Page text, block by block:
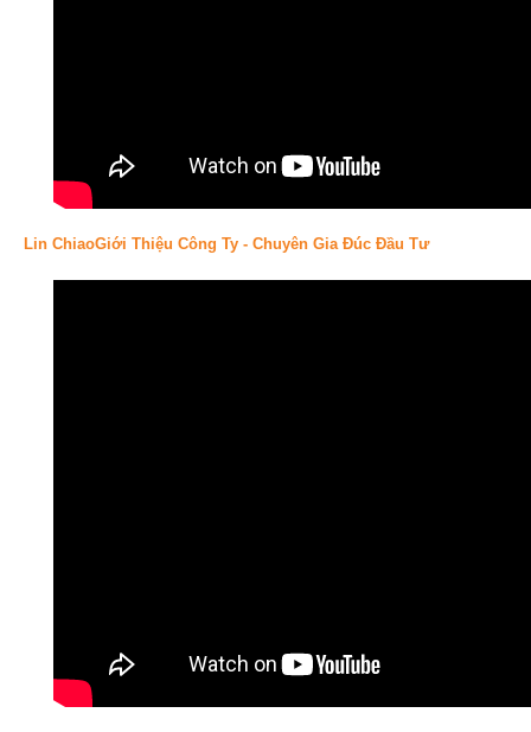
Lin ChiaoGiới Thiệu Công Ty - Chuyên Gia Đúc Đầu Tư